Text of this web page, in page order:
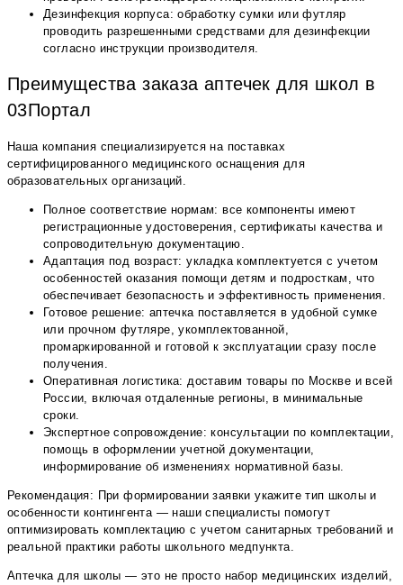
Дезинфекция корпуса: обработку сумки или футляр
проводить разрешенными средствами для дезинфекции
согласно инструкции производителя.
Преимущества заказа аптечек для школ в
03Портал
Наша компания специализируется на поставках
сертифицированного медицинского оснащения для
образовательных организаций.
Полное соответствие нормам: все компоненты имеют
регистрационные удостоверения, сертификаты качества и
сопроводительную документацию.
Адаптация под возраст: укладка комплектуется с учетом
особенностей оказания помощи детям и подросткам, что
обеспечивает безопасность и эффективность применения.
Готовое решение: аптечка поставляется в удобной сумке
или прочном футляре, укомплектованной,
промаркированной и готовой к эксплуатации сразу после
получения.
Оперативная логистика: доставим товары по Москве и всей
России, включая отдаленные регионы, в минимальные
сроки.
Экспертное сопровождение: консультации по комплектации,
помощь в оформлении учетной документации,
информирование об изменениях нормативной базы.
Рекомендация: При формировании заявки укажите тип школы и
особенности контингента — наши специалисты помогут
оптимизировать комплектацию с учетом санитарных требований и
реальной практики работы школьного медпункта.
Аптечка для школы — это не просто набор медицинских изделий,